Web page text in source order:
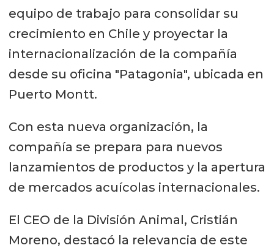
equipo de trabajo para consolidar su
crecimiento en Chile y proyectar la
internacionalización de la compañía
desde su oficina "Patagonia", ubicada en
Puerto Montt.
Con esta nueva organización, la
compañía se prepara para nuevos
lanzamientos de productos y la apertura
de mercados acuícolas internacionales.
El CEO de la División Animal, Cristián
Moreno, destacó la relevancia de este